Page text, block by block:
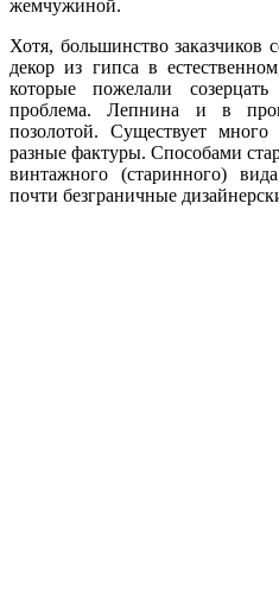
жемчужиной.
Хотя, большинство заказчиков
декор из гипса в
которые пожелали
проблема. Лепнина и в
позолотой. Существует
разные фактуры. Способами
винтажного (старинного)
почти безграничные